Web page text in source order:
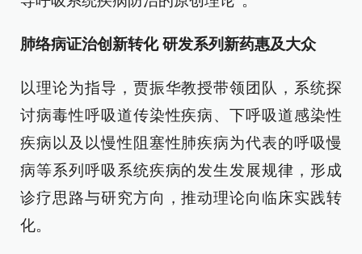
肺络病证治创新转化 研发系列新药惠及大众
以理论为指导，贾振华教授带领团队，系统探
讨病毒性呼吸道传染性疾病、下呼吸道感染性
疾病以及以慢性阻塞性肺疾病为代表的呼吸慢
病等系列呼吸系统疾病的发生发展规律，形成
诊疗思路与研究方向，推动理论向临床实践转
化。